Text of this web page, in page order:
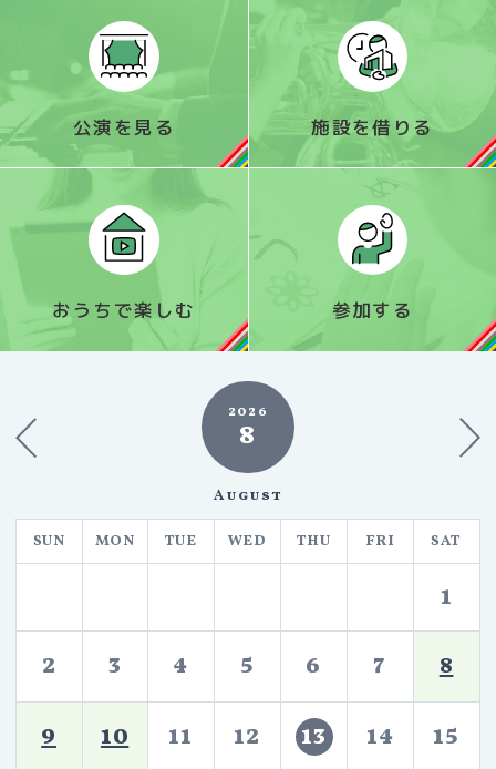
公演を見る 施設を借りる
おうちで楽しむ 参加する
2026
8
August
SUN MON TUE WED THU FRI SAT
1
2
3 4 5 6 7
8
9
10 11 12 13 14
15